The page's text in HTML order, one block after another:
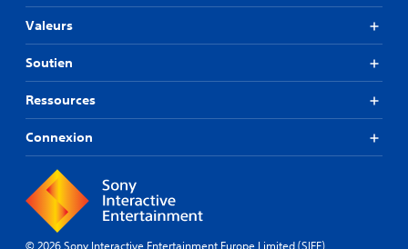
Valeurs
Soutien
Ressources
Connexion
© 2026 Sony Interactive Entertainment Europe Limited (SIEE)